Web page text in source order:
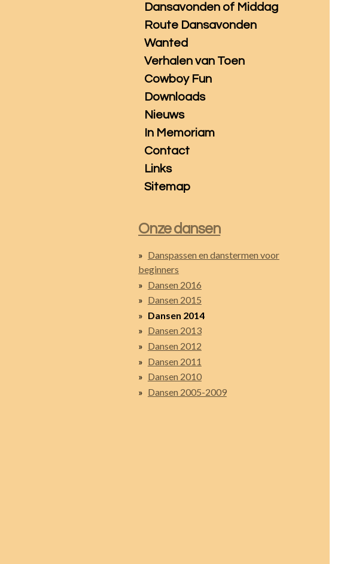
Dansavonden of Middag
Route Dansavonden
Wanted
Verhalen van Toen
Cowboy Fun
Downloads
Nieuws
In Memoriam
Contact
Links
Sitemap
Onze dansen
Danspassen en danstermen voor
beginners
Dansen 2016
Dansen 2015
Dansen 2014
Dansen 2013
Dansen 2012
Dansen 2011
Dansen 2010
Dansen 2005-2009